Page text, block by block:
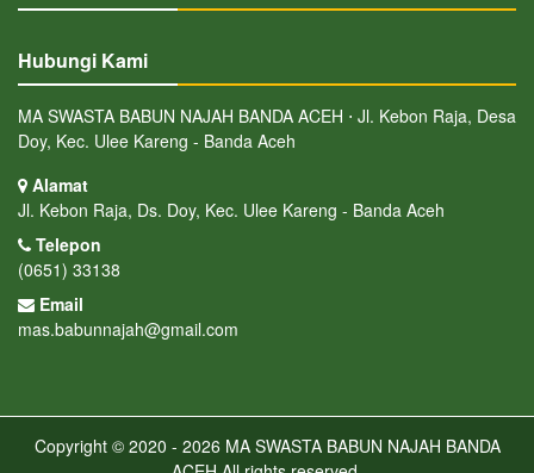
Hubungi Kami
MA SWASTA BABUN NAJAH BANDA ACEH ⋅ Jl. Kebon Raja, Desa
Doy, Kec. Ulee Kareng - Banda Aceh
Alamat
Jl. Kebon Raja, Ds. Doy, Kec. Ulee Kareng - Banda Aceh
Telepon
(0651) 33138
Email
mas.babunnajah@gmail.com
Copyright © 2020 - 2026 MA SWASTA BABUN NAJAH BANDA